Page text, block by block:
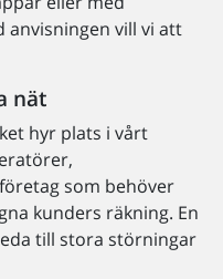
anvisningen vill vi att
nät
hyr plats i vårt
som behöver
kunders räkning. En
till stora störningar